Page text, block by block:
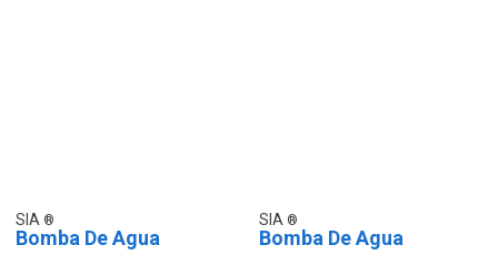
SIA
Bomba De Agua
SIA
Bomba De Agua